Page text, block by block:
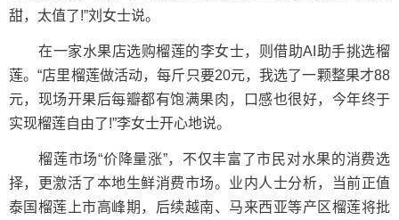
甜，太值了!”刘女士说。
在一家水果店选购榴莲的李女士，则借助AI助手挑选榴
莲。“店里榴莲做活动，每斤只要20元，我选了一颗整果才88
元，现场开果后每瓣都有饱满果肉，口感也很好，今年终于
实现榴莲自由了!”李女士开心地说。
榴莲市场“价降量涨”，不仅丰富了市民对水果的消费选
择，更激活了本地生鲜消费市场。业内人士分析，当前正值
泰国榴莲上市高峰期，后续越南、马来西亚等产区榴莲将批